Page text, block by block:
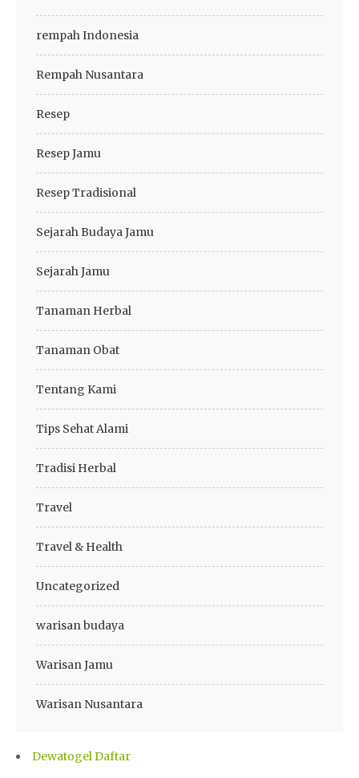
rempah Indonesia
Rempah Nusantara
Resep
Resep Jamu
Resep Tradisional
Sejarah Budaya Jamu
Sejarah Jamu
Tanaman Herbal
Tanaman Obat
Tentang Kami
Tips Sehat Alami
Tradisi Herbal
Travel
Travel & Health
Uncategorized
warisan budaya
Warisan Jamu
Warisan Nusantara
Dewatogel Daftar